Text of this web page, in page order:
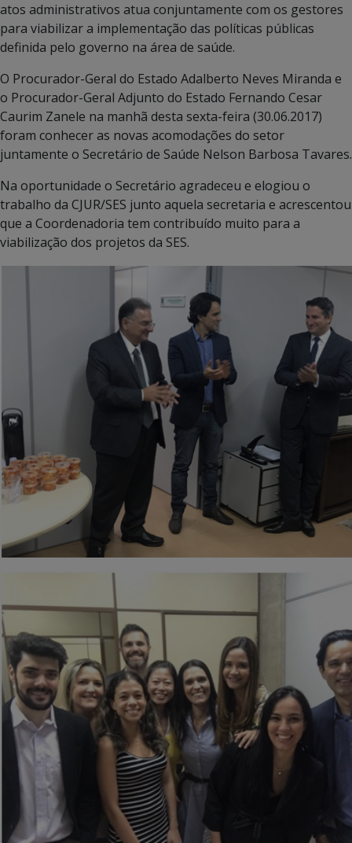
atos administrativos atua conjuntamente com os gestores
para viabilizar a implementação das políticas públicas
definida pelo governo na área de saúde.
O Procurador-Geral do Estado Adalberto Neves Miranda e
o Procurador-Geral Adjunto do Estado Fernando Cesar
Caurim Zanele na manhã desta sexta-feira (30.06.2017)
foram conhecer as novas acomodações do setor
juntamente o Secretário de Saúde Nelson Barbosa Tavares.
Na oportunidade o Secretário agradeceu e elogiou o
trabalho da CJUR/SES junto aquela secretaria e acrescentou
que a Coordenadoria tem contribuído muito para a
viabilização dos projetos da SES.